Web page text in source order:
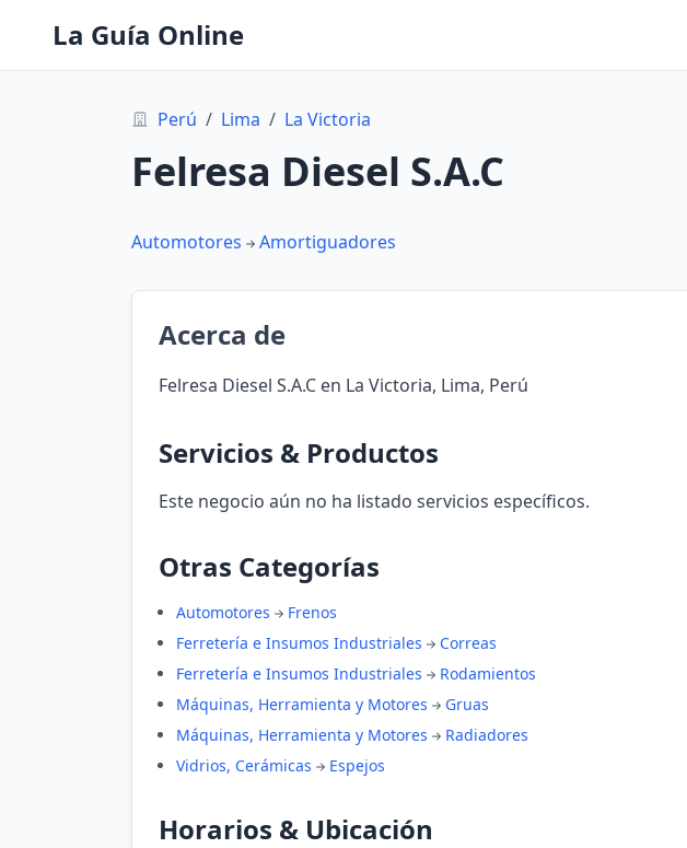
La Guía Online
Perú / Lima / La Victoria
Felresa Diesel S.A.C
Automotores Amortiguadores
Acerca de
Felresa Diesel S.A.C en La Victoria, Lima, Perú
Servicios & Productos
Este negocio aún no ha listado servicios específicos.
Otras Categorías
Automotores
Frenos
Ferretería e Insumos Industriales
Correas
Ferretería e Insumos Industriales
Rodamientos
Máquinas, Herramienta y Motores
Gruas
Máquinas, Herramienta y Motores
Radiadores
Vidrios, Cerámicas
Espejos
Horarios & Ubicación